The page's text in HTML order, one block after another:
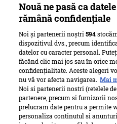
Nouă ne pasă ca
rămână confidențiale
Noi și partenerii noștri594
dispozitivul dvs., precum
datelor cu caracter personal.
făcând clic mai jos sau în orice
confidențialitate. Aceste alegeri
nu vă vor afecta navigarea. Mai
Noi si partenerii nostri (retelele
partenere, precum si furnizorii
prelucram date pentru a permite
personaliza continutul si